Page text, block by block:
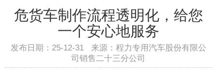
危货车制作流程透明化，给您
一个安心地服务
发布日期：25-12-31 来源：程力专用汽车股份有限公
司销售二十三分公司